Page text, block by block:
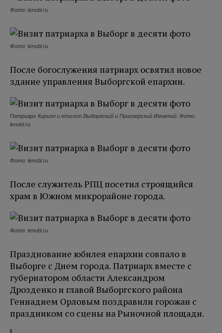
Фото: lenobl.ru
Фото: lenobl.ru
После богослужения патриарх освятил новое
здание управления Выборгской епархии.
Патриарх Кирилл и епископ Выборгский и Приозерский Игнатий. Фото:
lenobl.ru
Фото: lenobl.ru
После служитель РПЦ посетил строящийся
храм в Южном микрорайоне города.
Фото: lenobl.ru
Празднование юбилея епархии совпало в
Выборге с Днем города. Патриарх вместе с
губернатором области Александром
Дрозденко и главой Выборгского района
Геннадием Орловым поздравили горожан с
праздником со сцены на Рыночной площади.